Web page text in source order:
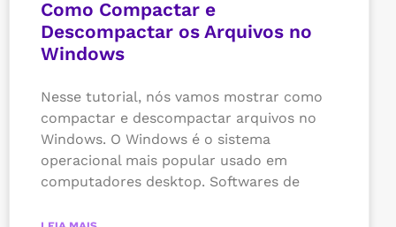
Como Compactar e
Descompactar os Arquivos no
Windows
Nesse tutorial, nós vamos mostrar como
compactar e descompactar arquivos no
Windows. O Windows é o sistema
operacional mais popular usado em
computadores desktop. Softwares de